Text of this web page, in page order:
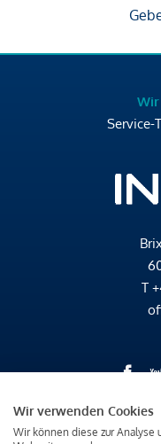
Service-
T
Wir verwenden Cookies
Wir können diese zur Analyse